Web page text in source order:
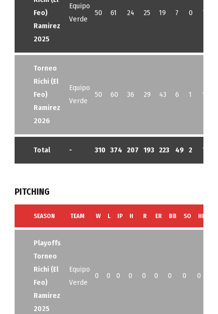
Feo)
Ramirez
2025
Equipo
Verde
50 61 24 25 19 7 0 7
Torneo
Richi (El
Feo)
Ramirez
2026
Equipo
Verde
50 60 36 29 43 6 1 12
Total - 310 374 207 193 223 49 2 70
PITCHING
SEASON TEAM W L IP H R ER BB SO HR
Playoffs
Torneo
Richi (El
Feo)
Ramirez
2025
Equipo
Verde
0 0 0 0 0 0 0 0 0